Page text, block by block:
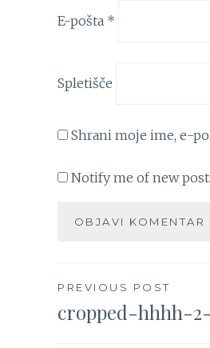
E-pošta *
Spletišče
Shrani moje ime, e-
Notify me of new
Navigacija
prispevka
PREVIOUS POST
cropped-hhhh-